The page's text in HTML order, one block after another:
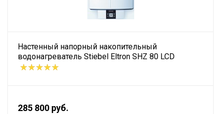
Настенный напорный накопительный
водонагреватель Stiebel Eltron SHZ 80 LCD
285 800 руб.